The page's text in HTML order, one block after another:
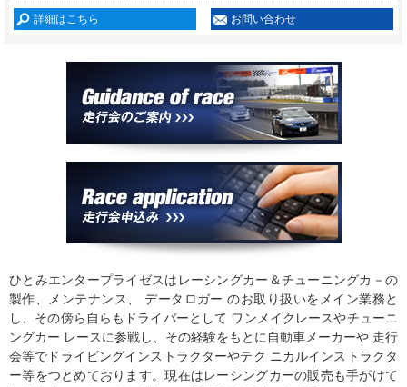
詳細はこちら お問い合わせ
ひとみエンタープライゼスはレーシングカー＆チューニングカ－の
製作、メンテナンス、 データロガー のお取り扱いをメイン業務と
し、その傍ら自らもドライバーとして ワンメイクレースやチューニ
ングカー レースに参戦し、その経験をもとに自動車メーカーや 走行
会等でドライビングインストラクターやテク ニカルインストラクタ
ー等をつとめております。現在はレーシングカーの販売も手がけて